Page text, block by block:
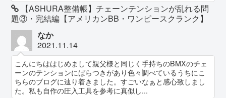
【ASHURA整備帳】チェーンテンションが乱れる問
題③・完結編【アメリカンBB・ワンピースクランク】
なか
2021.11.14
こんにちははじめまして親父様と同じく手持ちのBMXのチェ
ーンのテンションにばらつきがあり色々調べているうちにこ
ちらのブログに辿り着きました。すごいなぁと感心致しまし
た。私も自作の圧入工具を参考に真似し...